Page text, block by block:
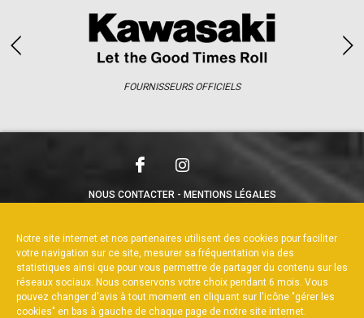
Notre site internet et nos partenaires utilisent des cookies pour faciliter
votre navigation sur ce site, mesurer sa fréquentation via des
statistiques ainsi que pour vous permettre de partager du contenu sur les
réseaux sociaux. Nous conservons votre choix pendant 6 mois. Vous
pouvez changer d'avis à tout moment en cliquant sur l'icône "gérer les
cookies" en bas à gauche de chaque page de notre site internet.
accéder à la billetterie
FOURNISSEURS OFFICIELS
NOUS CONTACTER
MENTIONS LÉGALES
RÉALISÉ PAR L’AGENCE WEB A3WEB